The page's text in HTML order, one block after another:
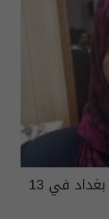
صحة ديالى تعلن احتواء مرض حبة بغداد في 13